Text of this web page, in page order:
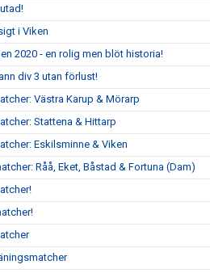
i Viken
2020 - en rolig men blöt historia!
div 3 utan förlust!
Västra Karup & Mörarp
Stattena & Hittarp
Eskilsminne & Viken
Råå, Eket, Båstad & Fortuna (Dam)